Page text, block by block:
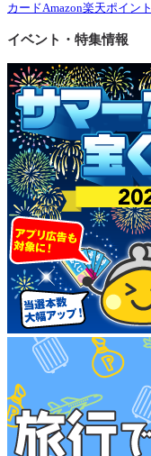
カードAmazon楽天ポイント
イベント・特集情報